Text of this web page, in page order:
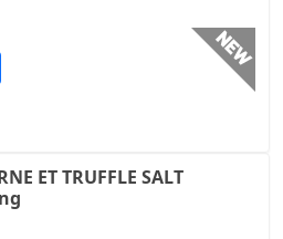
ET TRUFFLE SALT